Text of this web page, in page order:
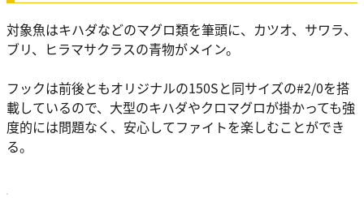
対象魚はキハダなどのマグロ類を筆頭に、カツオ、サワラ、
ブリ、ヒラマサクラスの青物がメイン。
フックは前後ともオリジナルの150Sと同サイズの#2/0を搭
載しているので、大型のキハダやクロマグロが掛かっても強
度的には問題なく、安心してファイトを楽しむことができ
る。